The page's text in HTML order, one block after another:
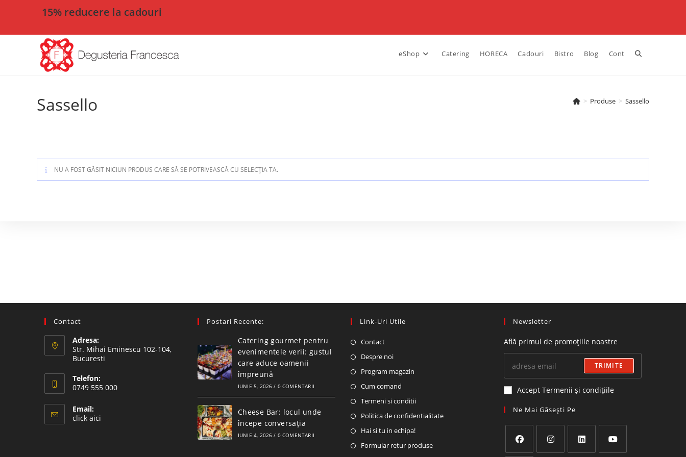
15% reducere la cadouri
eShop Catering HORECA Cadouri Bistro Blog Cont
Sassello > Produse > Sassello
NU A FOST GĂSIT NICIUN PRODUS CARE SĂ SE POTRIVEASCĂ CU SELECȚIA TA.
Contact
Adresa:
Str. Mihai Eminescu 102-104,
Bucuresti
Telefon:
0749 555 000
Email:
click aici
Postari Recente:
Catering gourmet pentru
evenimentele verii: gustul
care aduce oamenii
împreună
IUNIE 5, 2026 / 0 COMENTARII
Cheese Bar: locul unde
începe conversația
IUNIE 4, 2026 / 0 COMENTARII
Link-Uri Utile
Contact
Despre noi
Program magazin
Cum comand
Termeni si conditii
Politica de confidentialitate
Hai si tu in echipa!
Formular retur produse
Newsletter
Află primul de promoțiile noastre
TRIMITE
Accept Termenii și condițiile
Ne Mai Găsești Pe